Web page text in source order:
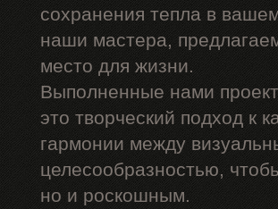
сохранения тепла в
наши мастера,
место для жизни.
Выполненные нами
это творческий подход к
гармонии между
целесообразностью,
но и роскошным.